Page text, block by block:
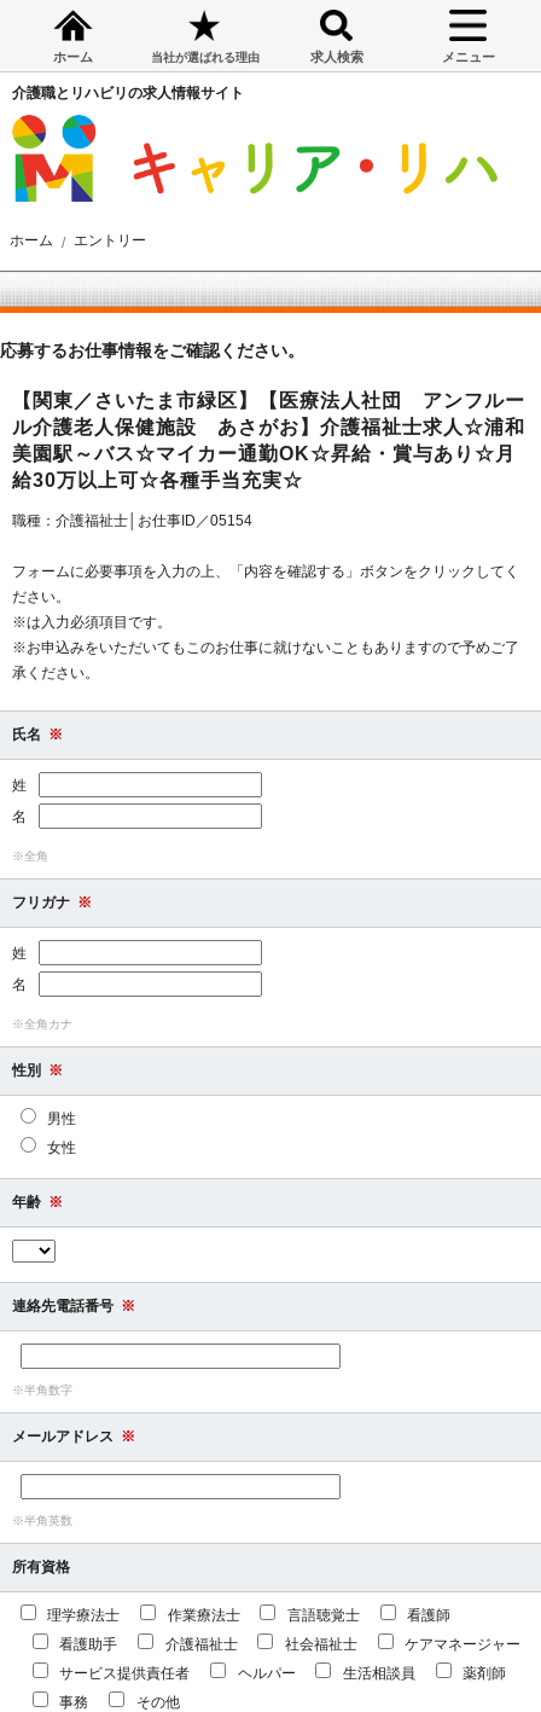
ホーム 当社が選ばれる理由 求人検索 メニュー
介護職とリハビリの求人情報サイト
ホーム エントリー
応募するお仕事情報をご確認ください。
【関東／さいたま市緑区】【医療法人社団 アンフルー
ル介護老人保健施設 あさがお】介護福祉士求人☆浦和
美園駅～バス☆マイカー通勤OK☆昇給・賞与あり☆月
給30万以上可☆各種手当充実☆
職種：介護福祉士│お仕事ID／05154
フォームに必要事項を入力の上、「内容を確認する」ボタンをクリックしてく
ださい。
※は入力必須項目です。
※お申込みをいただいてもこのお仕事に就けないこともありますので予めご了
承ください。
氏名 ※
姓
名
※全角
フリガナ ※
姓
名
※全角カナ
性別 ※
男性
女性
年齢 ※
連絡先電話番号 ※
※半角数字
メールアドレス ※
※半角英数
所有資格
理学療法士 作業療法士 言語聴覚士
看護師
看護助手
介護福祉士 社会福祉士
ケアマネージャー
サービス提供責任者
ヘルパー 生活相談員
薬剤師
事務
その他